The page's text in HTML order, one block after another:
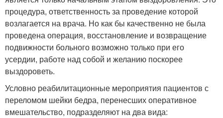
процедура, ответственность за проведение которой
возлагается на врача. Но как бы качественно не была
проведена операция, восстановление и возвращение
подвижности больного возможно только при его
усердии, работе над собой и желанию поскорее
выздороветь.
Условно реабилитационные мероприятия пациентов с
переломом шейки бедра, перенесших оперативное
вмешательство, подразделяют на два вида: